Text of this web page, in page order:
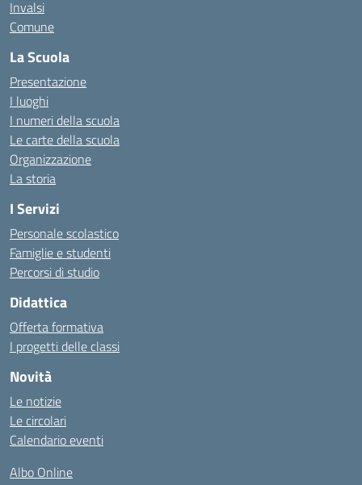
Invalsi
Comune
La Scuola
Presentazione
I luoghi
I numeri della scuola
Le carte della scuola
Organizzazione
La storia
I Servizi
Personale scolastico
Famiglie e studenti
Percorsi di studio
Didattica
Offerta formativa
I progetti delle classi
Novità
Le notizie
Le circolari
Calendario eventi
Albo Online